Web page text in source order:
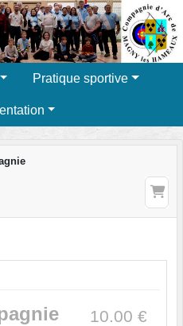
Pratique sportive
10.00 €